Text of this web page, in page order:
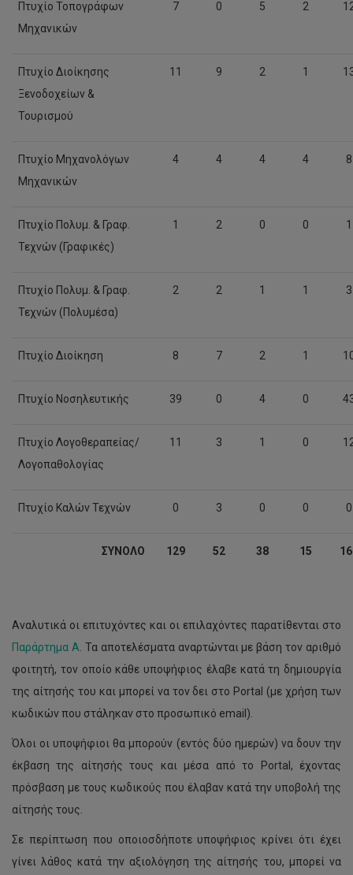
Πτυχίο Τοπογράφων
Μηχανικών
7 0 5 2
Πτυχίο Διοίκησης
Ξενοδοχείων &
Τουρισμού
11 9 2 1
Πτυχίο Μηχανολόγων
Μηχανικών
4 4 4 4 8
Πτυχίο Πολυμ. & Γραφ.
Τεχνών (Γραφικές)
1 2 0 0 1
Πτυχίο Πολυμ. & Γραφ.
Τεχνών (Πολυμέσα)
2 2 1 1 3
Πτυχίο Διοίκηση 8 7 2 1
Πτυχίο Νοσηλευτικής 39 0 4 0
Πτυχίο Λογοθεραπείας/
Λογοπαθολογίας
11 3 1 0
Πτυχίο Καλών Τεχνών 0 3 0 0 0
ΣΥΝΟΛO 129 52 38 15
Αναλυτικά οι επιτυχόντες και οι επιλαχόντες παρατίθενται στο
Παράρτημα Α . Τα αποτελέσματα αναρτώνται με βάση τον αριθμό
φοιτητή, τον οποίο κάθε υποψήφιος έλαβε κατά τη δημιουργία
της αίτησής του και μπορεί να τον δει στο Portal (με χρήση των
κωδικών που στάληκαν στο προσωπικό email).
Όλοι οι υποψήφιοι θα μπορούν (εντός δύο ημερών) να δουν την
έκβαση της αίτησής τους και μέσα από το Portal, έχοντας
πρόσβαση με τους κωδικούς που έλαβαν κατά την υποβολή της
αίτησής τους.
Σε περίπτωση που οποιοσδήποτε υποψήφιος κρίνει ότι έχει
γίνει λάθος κατά την αξιολόγηση της αίτησής του, μπορεί να